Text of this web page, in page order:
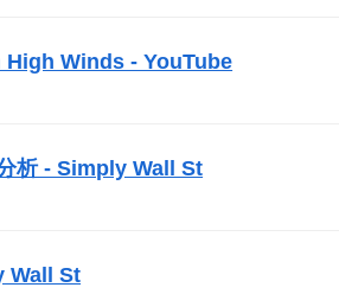
Winds - YouTube
析 - Simply Wall St
Wall St